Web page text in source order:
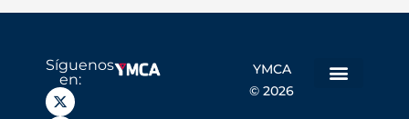
Síguenos
en:
YMCA
© 2026